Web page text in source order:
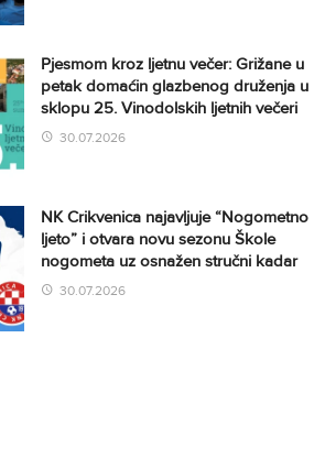
Pjesmom kroz ljetnu večer: Grižane u
petak domaćin glazbenog druženja u
sklopu 25. Vinodolskih ljetnih večeri
30.07.2026
NK Crikvenica najavljuje “Nogometno
ljeto” i otvara novu sezonu Škole
nogometa uz osnažen stručni kadar
30.07.2026